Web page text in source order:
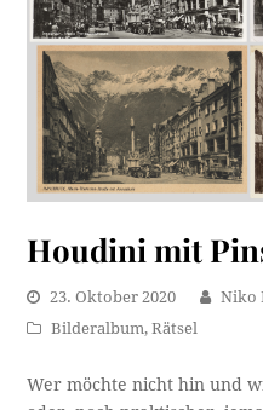
Houdini mit
23. Oktober 2020
Niko
Bilderalbum,Rätsel
Wer möchte nicht hin und